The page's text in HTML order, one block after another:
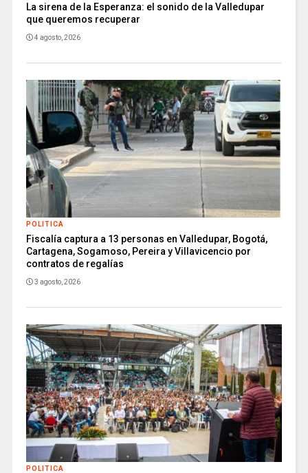
La sirena de la Esperanza: el sonido de la Valledupar
que queremos recuperar
4 agosto, 2026
POLITICA
Fiscalía captura a 13 personas en Valledupar, Bogotá,
Cartagena, Sogamoso, Pereira y Villavicencio por
contratos de regalías
3 agosto, 2026
POLITICA